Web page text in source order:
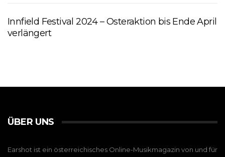
Innfield Festival 2024 – Osteraktion bis Ende April
verlängert
ÜBER UNS
Earshot ist ein österreichisches Online-Musikmagazin von und für